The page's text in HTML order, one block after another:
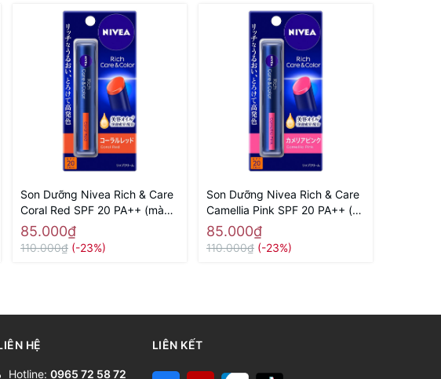
Son Dưỡng Nivea Rich & Care
Coral Red SPF 20 PA++ (màu
đỏ cam) - Hàng Nhật nội địa
85.000₫
110.000₫ (-23%)
Son Dưỡng Nivea Rich & Care
Camellia Pink SPF 20 PA++ (
màu hồng)-Hàng Nhật nội địa
85.000₫
110.000₫ (-23%)
HỆ
Hotline:0965 72 58 72
LIÊN KẾT